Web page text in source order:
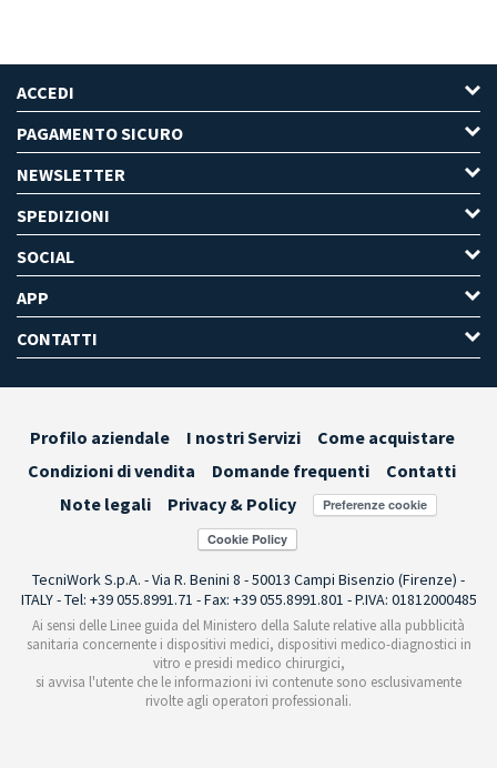
ACCEDI
PAGAMENTO SICURO
NEWSLETTER
SPEDIZIONI
SOCIAL
APP
CONTATTI
Profilo aziendale I nostri Servizi
Come acquistare
Condizioni di vendita
Domande frequenti
Contatti
Note legali
Privacy & Policy Preferenze cookie
TecniWork S.p.A. - Via R. Benini 8 - 50013 Campi Bisenzio (Firenze) -
ITALY - Tel: +39 055.8991.71 - Fax: +39 055.8991.801 - P.IVA: 01812000485
Ai sensi delle Linee guida del Ministero della Salute relative alla pubblicità
sanitaria concernente i dispositivi medici, dispositivi medico-diagnostici in
vitro e presidi medico chirurgici,
si avvisa l'utente che le informazioni ivi contenute sono esclusivamente
rivolte agli operatori professionali.